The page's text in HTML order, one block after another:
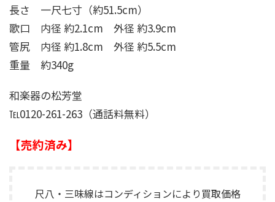
長さ 一尺七寸（約51.5cm）
歌口 内径 約2.1cm 外径 約3.9cm
管尻 内径 約1.8cm 外径 約5.5cm
重量 約340g
和楽器の松芳堂
℡0120-261-263（通話料無料）
【売約済み】
尺八・三味線はコンディションにより買取価格